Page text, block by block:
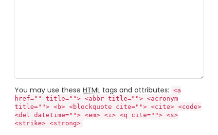
You may use these HTML tags and attributes: <a
href="" title=""> <abbr title=""> <acronym
title=""> <b> <blockquote cite=""> <cite> <code>
<del datetime=""> <em> <i> <q cite=""> <s>
<strike> <strong>